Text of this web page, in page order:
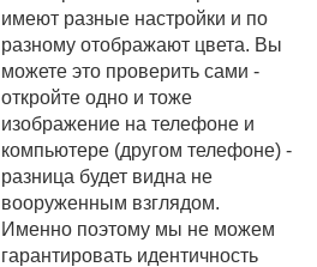
имеют разные настройки и по
разному отображают цвета. Вы
можете это проверить сами -
откройте одно и тоже
изображение на телефоне и
компьютере (другом телефоне) -
разница будет видна не
вооруженным взглядом.
Именно поэтому мы не можем
гарантировать идентичность